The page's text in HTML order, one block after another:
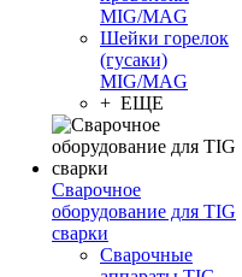
MIG/MAG
Шейки горелок
(гусаки)
MIG/MAG
+ ЕЩЕ
Сварочное
оборудование для TIG
сварки
Сварочные